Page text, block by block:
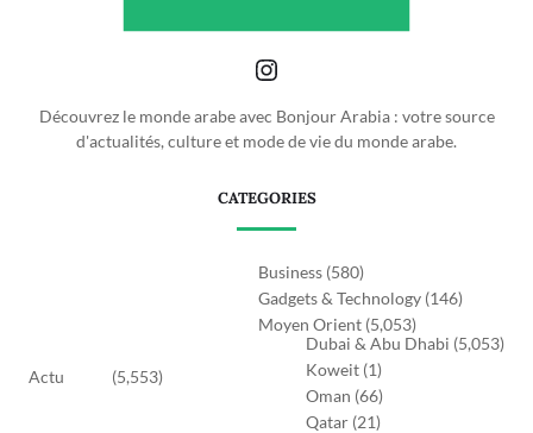
Découvrez le monde arabe avec Bonjour Arabia : votre source
d'actualités, culture et mode de vie du monde arabe.
CATEGORIES
Actu (5,553)
Business (580)
Gadgets & Technology (146)
Moyen Orient (5,053)
Dubai & Abu Dhabi (5,053)
Koweit (1)
Oman (66)
Qatar (21)